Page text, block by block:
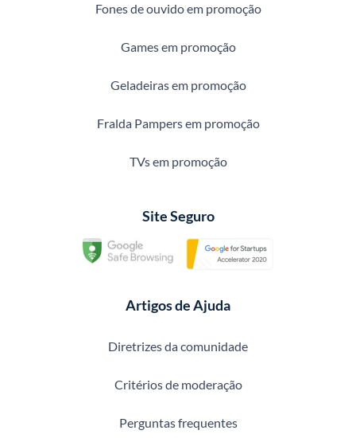
Fones de ouvido em promoção
Games em promoção
Geladeiras em promoção
Fralda Pampers em promoção
TVs em promoção
Site Seguro
Artigos de Ajuda
Diretrizes da comunidade
Critérios de moderação
Perguntas frequentes